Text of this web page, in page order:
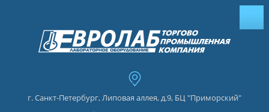
г. Санкт-Петербург, Липовая аллея, д.9, БЦ "Приморский"